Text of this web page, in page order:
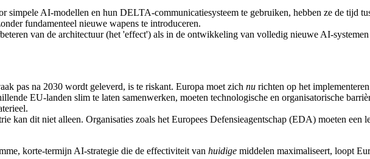
AI-modellen en hun DELTA-communicatiesysteem te gebruiken, hebben ze de tijd
fundamenteel nieuwe wapens te introduceren.
van de architectuur (het 'effect') als in de ontwikkeling van volledig nieuwe AI-
pas na 2030 wordt geleverd, is te riskant. Europa moet zich nu richten op het
EU-landen slim te laten samenwerken, moeten technologische en organisatorische
kan dit niet alleen. Organisaties zoals het Europees Defensieagentschap (EDA) moeten een
korte-termijn AI-strategie die de effectiviteit van huidige middelen maximaliseert, loopt